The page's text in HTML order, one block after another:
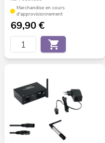
Marchandise en cours
d'approvisionnement
69,90€